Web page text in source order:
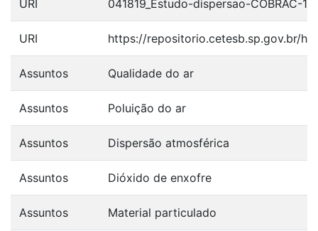
URI 041819_Estudo-dispersao-COBRAC-
URI https://repositorio.cetesb.sp.gov.br/
Assuntos Qualidade do ar
Assuntos Poluição do ar
Assuntos Dispersão atmosférica
Assuntos Dióxido de enxofre
Assuntos Material particulado